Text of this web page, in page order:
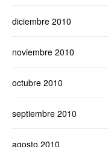
diciembre 2010
noviembre 2010
octubre 2010
septiembre 2010
agosto 2010